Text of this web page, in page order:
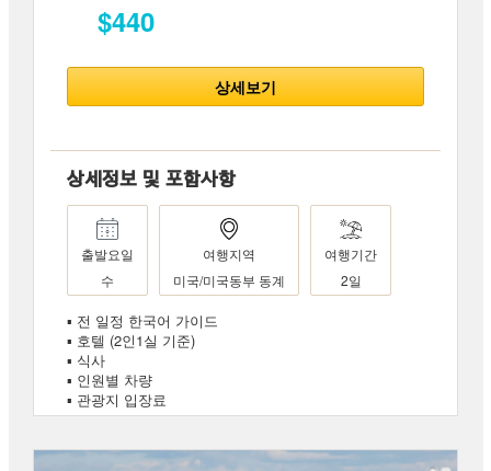
$440
상세보기
상세정보 및 포함사항
출발요일
수
여행지역
미국/미국동부 동계
여행기간
2일
▪ 전 일정 한국어 가이드
▪ 호텔 (2인1실 기준)
▪ 식사
▪ 인원별 차량
▪ 관광지 입장료